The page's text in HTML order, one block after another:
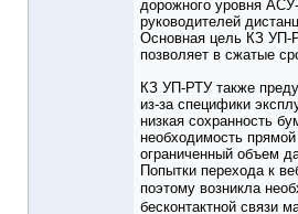
дорожного уровня
руководителей
Основная цель КЗ УП-
позволяет в сжатые
КЗ УП-РТУ также
из-за специфики
низкая сохранность
необходимость
ограниченный объем
Попытки перехода к
поэтому возникла
бесконтактной связи